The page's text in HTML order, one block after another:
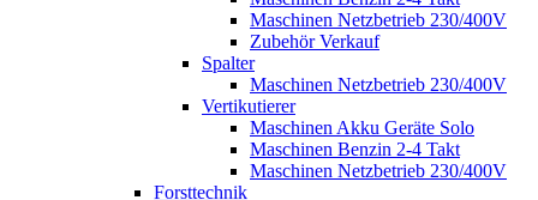
Maschinen Netzbetrieb 230/400V
Zubehör Verkauf
Spalter
Maschinen Netzbetrieb 230/400V
Vertikutierer
Maschinen Akku Geräte Solo
Maschinen Benzin 2-4 Takt
Maschinen Netzbetrieb 230/400V
Forsttechnik